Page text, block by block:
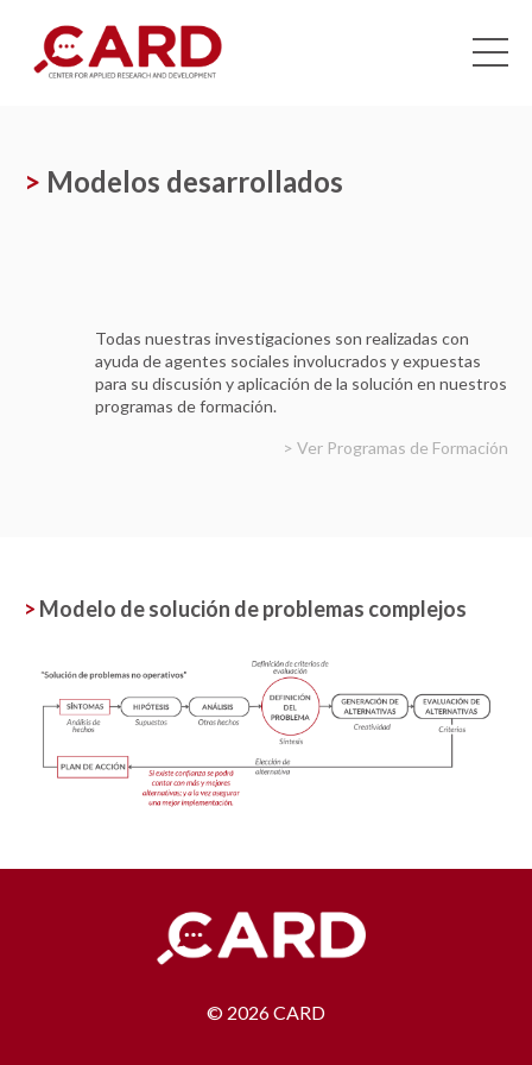
> Modelos desarrollados
Todas nuestras investigaciones son realizadas con
ayuda de agentes sociales involucrados y expuestas
para su discusión y aplicación de la solución en nuestros
programas de formación.
> Ver Programas de Formación
> Modelo de solución de problemas complejos
© 2026 CARD